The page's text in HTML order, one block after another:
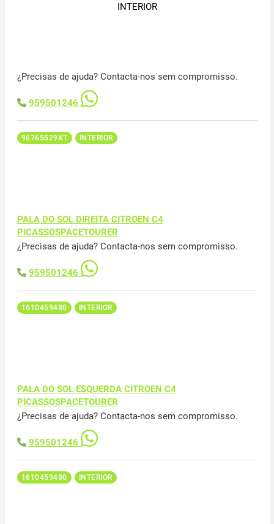
INTERIOR
¿Precisas de ajuda? Contacta-nos sem compromisso.
959501246
96765529XT INTERIOR
PALA DO SOL DIREITA CITROEN C4
PICASSOSPACETOURER
¿Precisas de ajuda? Contacta-nos sem compromisso.
959501246
1610459480 INTERIOR
PALA DO SOL ESQUERDA CITROEN C4
PICASSOSPACETOURER
¿Precisas de ajuda? Contacta-nos sem compromisso.
959501246
1610459480 INTERIOR